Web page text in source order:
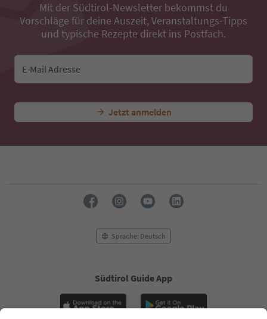
Mit der Südtirol-Newsletter bekommst du
Vorschläge für deine Auszeit, Veranstaltungs-Tipps
und typische Rezepte direkt ins Postfach.
E-Mail Adresse
Jetzt anmelden
Sprache: Deutsch
Südtirol Guide App